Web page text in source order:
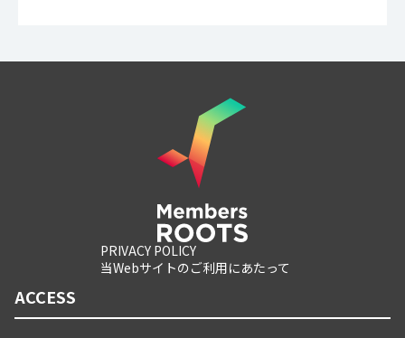
PRIVACY POLICY
当Webサイトのご利用にあたって
ACCESS